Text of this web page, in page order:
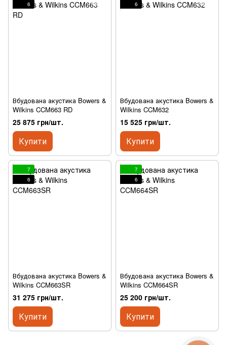
6
Вбудована акустика Bowers &
Wilkins CCM663 RD
25 875 грн/шт.
Купити
6
Вбудована акустика Bowers &
Wilkins CCM632
15 525 грн/шт.
Купити
7
6
Вбудована акустика Bowers &
Wilkins CCM663SR
31 275 грн/шт.
Купити
7
6
Вбудована акустика Bowers &
Wilkins CCM664SR
25 200 грн/шт.
Купити